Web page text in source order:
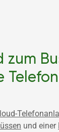
zum
und einer